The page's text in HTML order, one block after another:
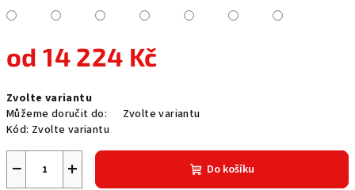
od14 224 Kč
cena:
Zvolte variantu
Můžeme doručit do:
Zvolte variantu
Kód: Zvolte variantu
+
− Do košíku